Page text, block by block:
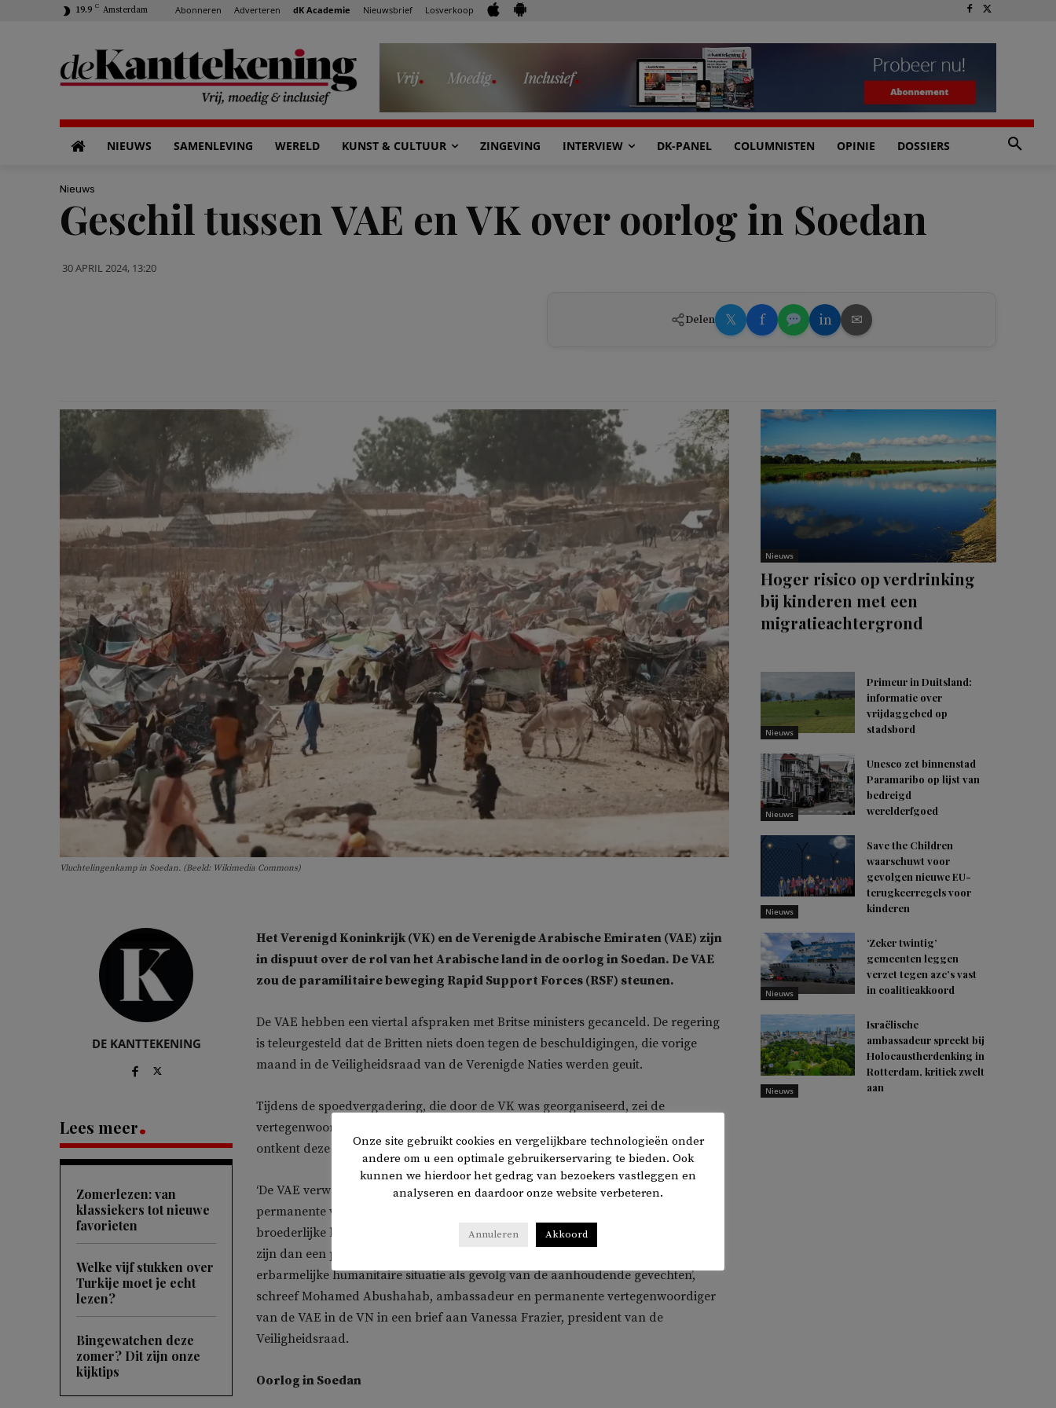
19.9 C Amsterdam Abonneren Adverteren dK Academie Nieuwsbrief Losverkoop
NIEUWS SAMENLEVING WERELD KUNST & CULTUUR ZINGEVING INTERVIEW DK-PANEL COLUMNISTEN OPINIE DOSSIERS
Nieuws
Geschil tussen VAE en VK over oorlog in Soedan
30 APRIL 2024, 13:20
Delen 𝕏 f in ✉
Vluchtelingenkamp in Soedan. (Beeld: Wikimedia Commons)
DE KANTTEKENING
Lees meer
Zomerlezen: van
klassiekers tot nieuwe
favorieten
Welke vijf stukken over
Turkije moet je echt
lezen?
Bingewatchen deze
zomer? Dit zijn onze
kijktips
Het Verenigd Koninkrijk (VK) en de Verenigde Arabische Emiraten (VAE) zijn
in dispuut over de rol van het Arabische land in de oorlog in Soedan. De VAE
zou de paramilitaire beweging Rapid Support Forces (RSF) steunen.
De VAE hebben een viertal afspraken met Britse ministers gecanceld. De regering
is teleurgesteld dat de Britten niets doen tegen de beschuldigingen, die vorige
maand in de Veiligheidsraad van de Verenigde Naties werden geuit.
Tijdens de spoedvergadering, die door de VK was georganiseerd, zei de
vertegenwoordiger van Soedan dat de VAE steun verleende aan de RSF. De VAE
ontkent deze beschuldiging.
‘De VAE verwerpen ondubbelzinnig de ongegronde beschuldigingen van de
permanente vertegenwoordiger van Soedan. Deze zijn met de al lang bestaande
broederlijke betrekkingen tussen onze twee landen, en lijken helaas niets meer te
zijn dan een poging om de aandacht af te leiden van het conflict en de
erbarmelijke humanitaire situatie als gevolg van de aanhoudende gevechten’,
schreef Mohamed Abushahab, ambassadeur en permanente vertegenwoordiger
van de VAE in de VN in een brief aan Vanessa Frazier, president van de
Veiligheidsraad.
Oorlog in Soedan
Nieuws
Hoger risico op verdrinking
bij kinderen met een
migratieachtergrond
Nieuws
Primeur in Duitsland:
informatie over
vrijdaggebed op
stadsbord
Nieuws
Unesco zet binnenstad
Paramaribo op lijst van
bedreigd
werelderfgoed
Nieuws
Save the Children
waarschuwt voor
gevolgen nieuwe EU-
terugkeerregels voor
kinderen
Nieuws
‘Zeker twintig’
gemeenten leggen
verzet tegen azc’s vast
in coalitieakkoord
Nieuws
Israëlische
ambassadeur spreekt bij
Holocaustherdenking in
Rotterdam, kritiek zwelt
aan
Onze site gebruikt cookies en vergelijkbare technologieën onder
andere om u een optimale gebruikerservaring te bieden. Ook
kunnen we hierdoor het gedrag van bezoekers vastleggen en
analyseren en daardoor onze website verbeteren.
Annuleren Akkoord